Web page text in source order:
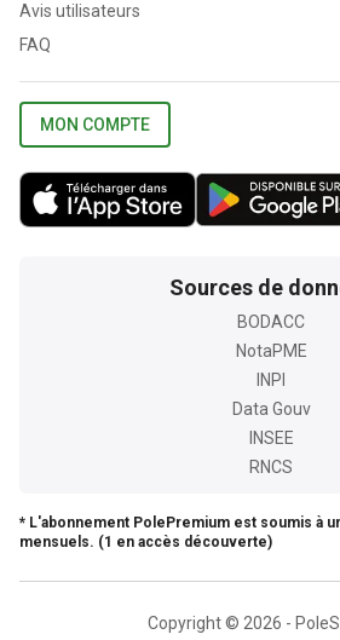
Avis utilisateurs
FAQ
MON COMPTE
Sources de
BODACC
NotaPME
INPI
Data Gouv
INSEE
RNCS
* L'abonnement PolePremium est soumis à
mensuels. (1 en accès découverte)
Copyright © 2026 -